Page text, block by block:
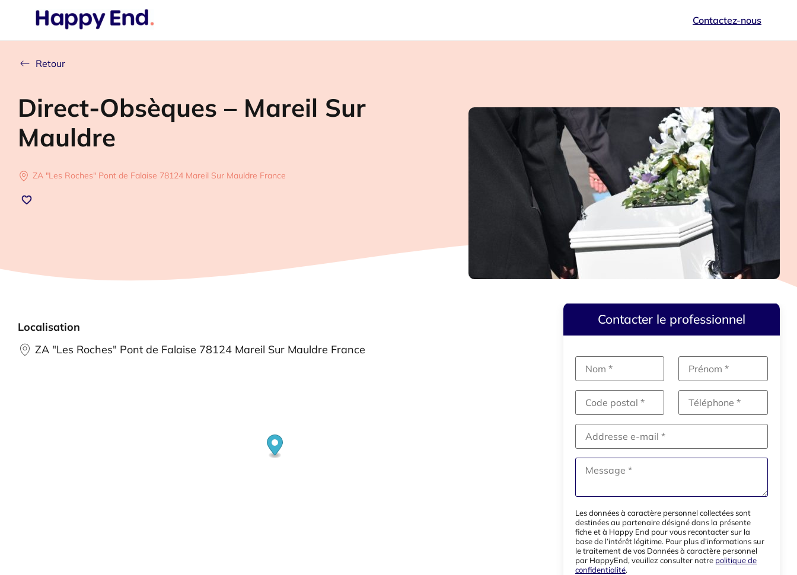
Contactez-nous
Retour
Direct-Obsèques – Mareil Sur
Mauldre
ZA "Les Roches" Pont de Falaise 78124 Mareil Sur Mauldre France
Localisation
ZA "Les Roches" Pont de Falaise 78124 Mareil Sur Mauldre France
Contacter le professionnel
Les données à caractère personnel collectées sont
destinées au partenaire désigné dans la présente
fiche et à Happy End pour vous recontacter sur la
base de l’intérêt légitime. Pour plus d’informations sur
le traitement de vos Données à caractère personnel
par HappyEnd, veuillez consulter notre politique de
confidentialité.